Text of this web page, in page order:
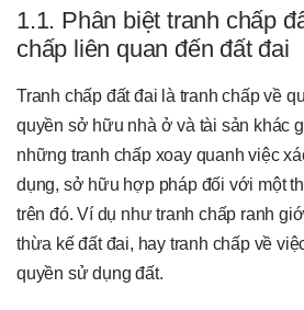
1.1. Phân biệt tranh chấp
chấp liên quan đến đất đai
Tranh chấp đất đai là tranh chấp về
quyền sở hữu nhà ở và tài sản khác
những tranh chấp xoay quanh việc
dụng, sở hữu hợp pháp đối với một
trên đó. Ví dụ như tranh chấp ranh
thừa kế đất đai, hay tranh chấp về
quyền sử dụng đất.